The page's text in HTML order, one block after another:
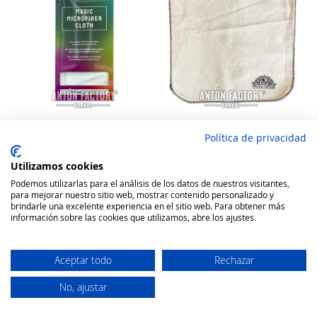
Rating:
100
% of100
5,58 €
Añadir a la cesta
Hispania Paño Gamuza
100
% of 100
3,99 €
Añadir a la cesta
Política de privacidad
Utilizamos cookies
Podemos utilizarlas para el análisis de los datos de nuestros visitantes,
para mejorar nuestro sitio web, mostrar contenido personalizado y
brindarle una excelente experiencia en el sitio web. Para obtener más
información sobre las cookies que utilizamos, abre los ajustes.
Aceptar todo Rechazar
No, ajustar